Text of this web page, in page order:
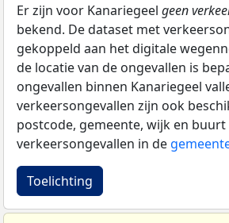
Er zijn voor Kanariegeel geen
bekend. De dataset met
gekoppeld aan het digitale
de locatie van de ongevallen is
ongevallen binnen Kanariegeel
verkeersongevallen zijn ook
postcode, gemeente, wijk en buurt
verkeersongevallen in de
Toelichting